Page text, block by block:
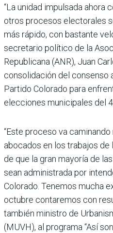
“La unidad impulsada ahora
otros pro­cesos electorales
más rápido, con bastante
secreta­rio político de la
Republicana (ANR), Juan
consolidación del consenso
Partido Colorado para
elecciones municipa­les del
“Este proceso va
abocados en los traba­jos de
de que la gran mayo­ría de
sean administrada por
Colorado. Tenemos mucha
octubre contaremos con
también ministro de
(MUVH), al programa “Así